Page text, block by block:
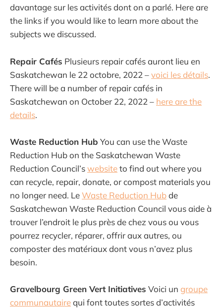
davantage sur les activités dont on a parlé. Here are
the links if you would like to learn more about the
subjects we discussed.
Repair Cafés Plusieurs repair cafés auront lieu en
Saskatchewan le 22 octobre, 2022 –voici les détails.
There will be a number of repair cafés in
Saskatchewan on October 22, 2022 – here are the
details.
Waste Reduction Hub You can use the Waste
Reduction Hub on the Saskatchewan Waste
Reduction Council’swebsiteto find out where you
can recycle, repair, donate, or compost materials you
no longer need. LeWaste Reduction Hubde
Saskatchewan Waste Reduction Council vous aide à
trouver l’endroit le plus près de chez vous ou vous
pourrez recycler, réparer, offrir aux autres, ou
composter des matériaux dont vous n’avez plus
besoin.
Gravelbourg Green Vert Initiatives Voici un groupe
communautairequi font toutes sortes d’activités